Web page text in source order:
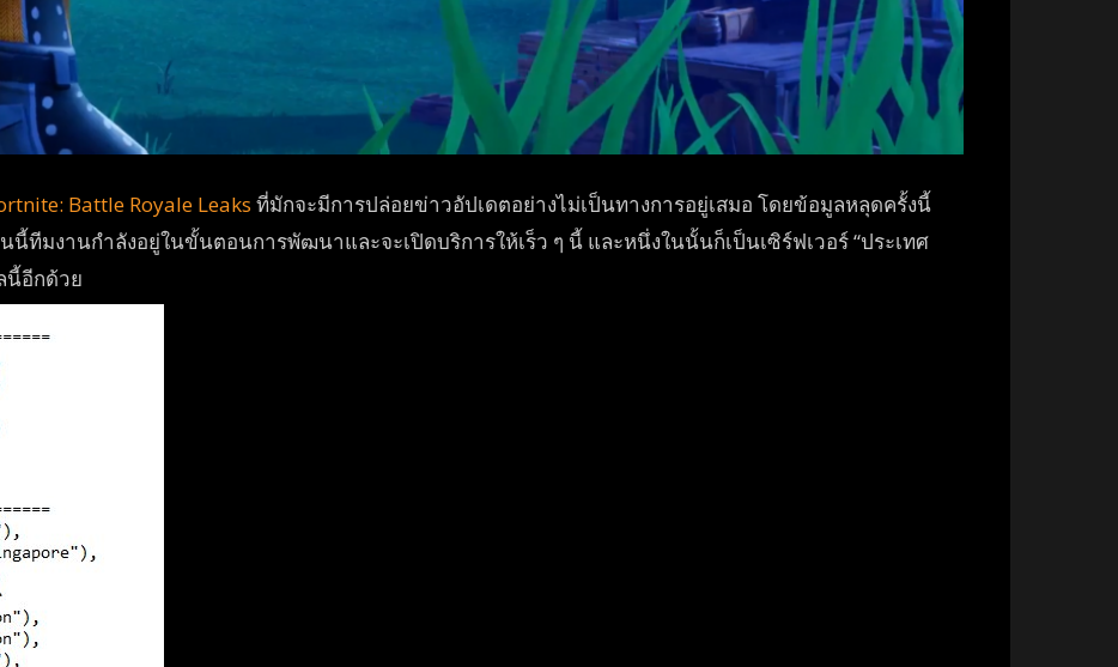
Battle Royale Leaks ที่มักจะมีการปล่อยข่าวอัปเดตอย่างไม่เป็นทางการอยู่เสมอ โดยข้อมูลหลุดครั้งนี้
นี้ทีมงานกำลังอยู่ในขั้นตอนการพัฒนาและจะเปิดบริการให้เร็ว ๆ นี้ และหนึ่งในนั้นก็เป็นเซิร์ฟเวอร์ “ประเทศ
นี้อีกด้วย